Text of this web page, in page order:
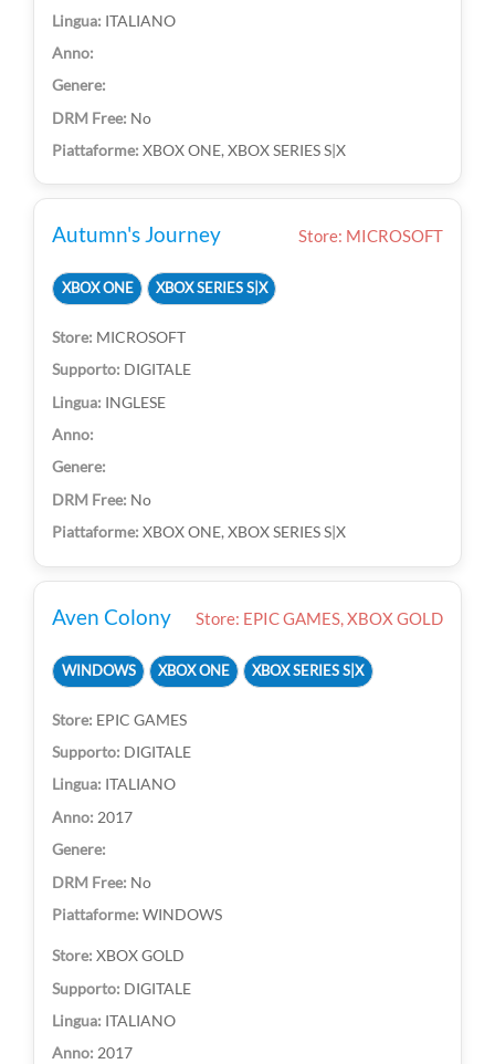
ITALIANO
No
XBOX ONE, XBOX SERIES S|X
Autumn's Journey Store: MICROSOFT
XBOX ONE XBOX SERIES S|X
MICROSOFT
DIGITALE
INGLESE
No
XBOX ONE, XBOX SERIES S|X
Aven Colony Store: EPIC GAMES, XBOX GOLD
WINDOWS XBOX ONE XBOX SERIES S|X
EPIC GAMES
DIGITALE
ITALIANO
2017
No
WINDOWS
XBOX GOLD
DIGITALE
ITALIANO
2017